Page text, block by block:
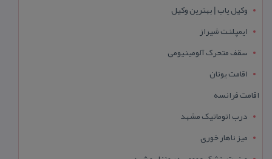
وکیل یاب | بهترین وکیل
ایمپلنت شیراز
سقف متحرک آلومینیومی
اقامت یونان
اقامت فرانسه
درب اتوماتیک مشهد
میز ناهار خوری